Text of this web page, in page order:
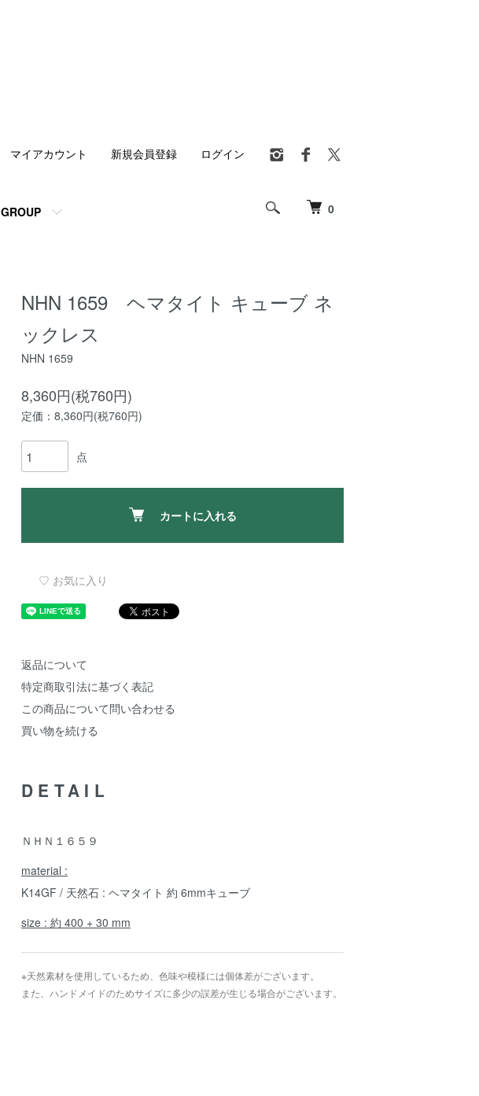
0
GROUP
マイアカウント 新規会員登録 ログイン
NHN 1659 ヘマタイト キューブ ネ
ックレス
NHN 1659
8,360円(税760円)
定価：8,360円(税760円)
点
カートに入れる
♡ お気に入り
返品について
特定商取引法に基づく表記
この商品について問い合わせる
買い物を続ける
DETAIL
ＮＨＮ１６５９
material :
K14GF / 天然石 : ヘマタイト 約 6mmキューブ
size : 約 400 + 30 mm
※天然素材を使用しているため、色味や模様には個体差がございます。
また、ハンドメイドのためサイズに多少の誤差が生じる場合がございます。